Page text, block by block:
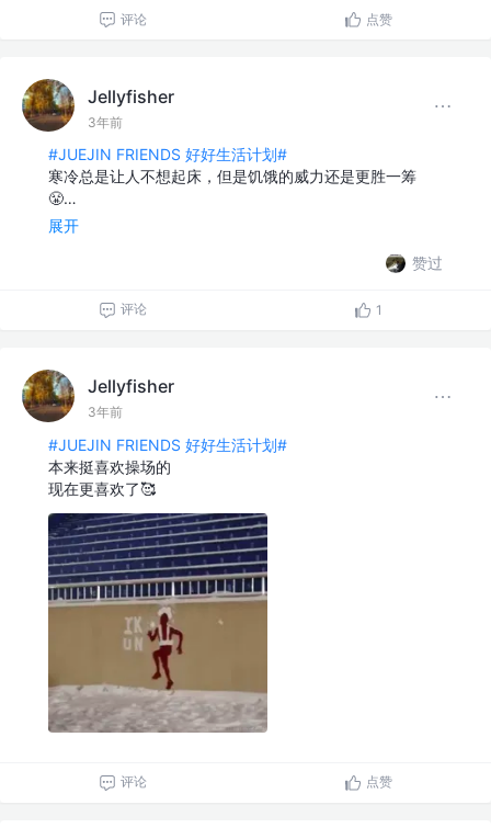
评论 点赞
Jellyfisher
3年前
#JUEJIN FRIENDS 好好生活计划#
寒冷总是让人不想起床，但是饥饿的威力还是更胜一筹
😤…
展开
赞过
评论 1
Jellyfisher
3年前
#JUEJIN FRIENDS 好好生活计划#
本来挺喜欢操场的
现在更喜欢了🥰
评论 点赞